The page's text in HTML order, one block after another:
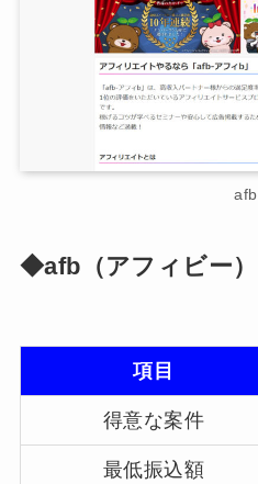
afb
◆afb （アフィビー）
項目
得意な案件
最低振込額